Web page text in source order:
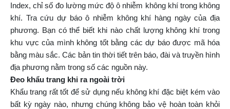
Index, chỉ số đo lường mức độ ô nhiễm không khí trong không
khí. Tra cứu dự báo ô nhiễm không khí hàng ngày của địa
phương. Bạn có thể biết khi nào chất lượng không khí trong
khu vực của mình không tốt bằng các dự báo được mã hóa
bằng màu sắc. Các bản tin thời tiết trên báo, đài và truyền hình
địa phương nằm trong số các nguồn này.
Đeo khẩu trang khi ra ngoài trời
Khẩu trang rất tốt để sử dụng nếu không khí đặc biệt kém vào
bất kỳ ngày nào, nhưng chúng không bảo vệ hoàn toàn khỏi